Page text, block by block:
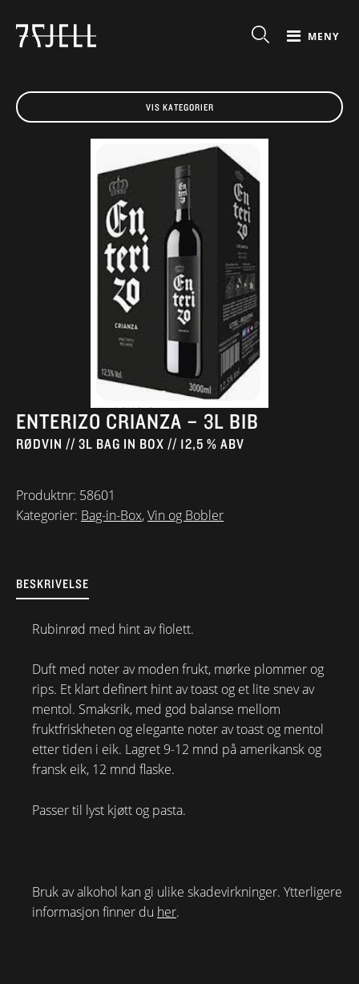
MENY
VIS KATEGORIER
ENTERIZO CRIANZA – 3L BIB
RØDVIN // 3L BAG IN BOX // 12,5 % ABV
Produktnr: 58601
Kategorier: Bag-in-Box,Vin og Bobler
BESKRIVELSE
Rubinrød med hint av fiolett.
Duft med noter av moden frukt, mørke plommer og
rips. Et klart definert hint av toast og et lite snev av
mentol. Smaksrik, med god balanse mellom
fruktfriskheten og elegante noter av toast og mentol
etter tiden i eik. Lagret 9-12 mnd på amerikansk og
fransk eik, 12 mnd flaske.
Passer til lyst kjøtt og pasta.
Bruk av alkohol kan gi ulike skadevirkninger. Ytterligere
informasjon finner du her.